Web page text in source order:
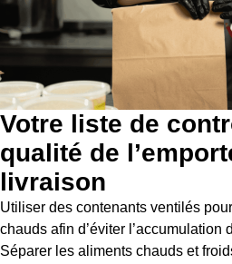
Votre liste de
qualité de
livraison
Utiliser des contenants ventilés
chauds afin d’éviter l’accumulation
Séparer les aliments chauds et